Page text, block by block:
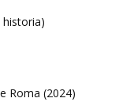
historia)
Roma (2024)